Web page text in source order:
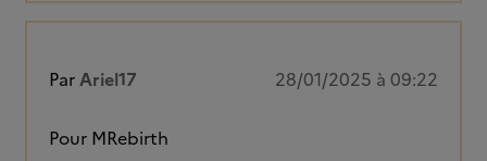
ParAriel17 28/01/2025 à 09:22
Pour MRebirth